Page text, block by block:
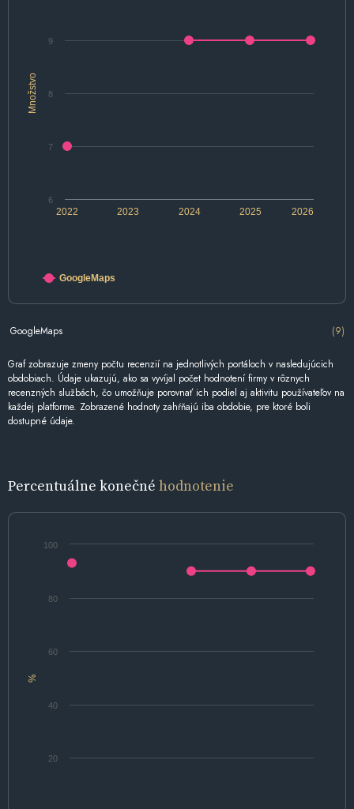
Množstvo
2022 2024 2026
2023 2025
7
8
9
6
GoogleMaps
GoogleMaps (9)
Graf zobrazuje zmeny počtu recenzií na jednotlivých portáloch v nasledujúcich
obdobiach. Údaje ukazujú, ako sa vyvíjal počet hodnotení firmy v rôznych
recenzných službách, čo umožňuje porovnať ich podiel aj aktivitu používateľov na
každej platforme. Zobrazené hodnoty zahŕňajú iba obdobie, pre ktoré boli
dostupné údaje.
Percentuálne konečné hodnotenie
%
20
40
60
80
100